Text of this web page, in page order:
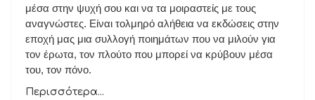
μέσα στην ψυχή σου και να τα μοιραστείς με τους
αναγνώστες. Είναι τολμηρό αλήθεια να εκδώσεις στην
εποχή μας μια συλλογή ποιημάτων που να μιλούν για
τον έρωτα, τον πλούτο που μπορεί να κρύβουν μέσα
του, τον πόνο.
Περισσότερα...